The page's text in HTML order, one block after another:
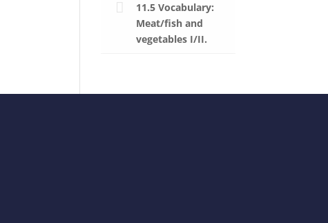
11.5 Vocabulary:
Meat/fish and
vegetables I/II.